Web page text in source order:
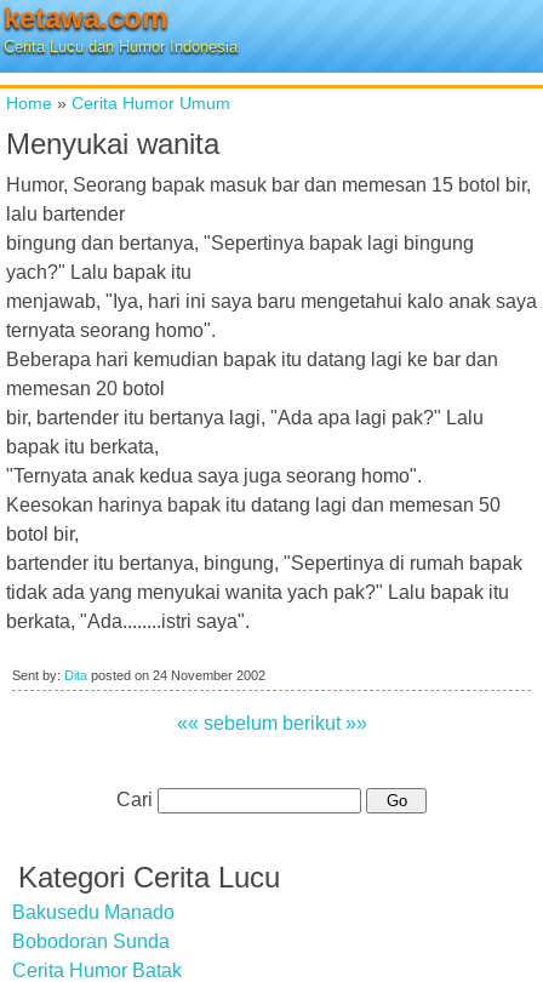
ketawa.com
Cerita Lucu dan Humor Indonesia
Home » Cerita Humor Umum
Menyukai wanita
Humor, Seorang bapak masuk bar dan memesan 15 botol bir,
lalu bartender
bingung dan bertanya, "Sepertinya bapak lagi bingung
yach?" Lalu bapak itu
menjawab, "Iya, hari ini saya baru mengetahui kalo anak saya
ternyata seorang homo".
Beberapa hari kemudian bapak itu datang lagi ke bar dan
memesan 20 botol
bir, bartender itu bertanya lagi, "Ada apa lagi pak?" Lalu
bapak itu berkata,
"Ternyata anak kedua saya juga seorang homo".
Keesokan harinya bapak itu datang lagi dan memesan 50
botol bir,
bartender itu bertanya, bingung, "Sepertinya di rumah bapak
tidak ada yang menyukai wanita yach pak?" Lalu bapak itu
berkata, "Ada........istri saya".
Sent by: Dita posted on 24 November 2002
«« sebelum berikut »»
Cari
Kategori Cerita Lucu
Bakusedu Manado
Bobodoran Sunda
Cerita Humor Batak